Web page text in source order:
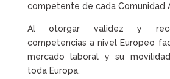
competente de cada Comunidad
Al otorgar validez y
competencias a nivel Europeo
mercado laboral y su
toda Europa.